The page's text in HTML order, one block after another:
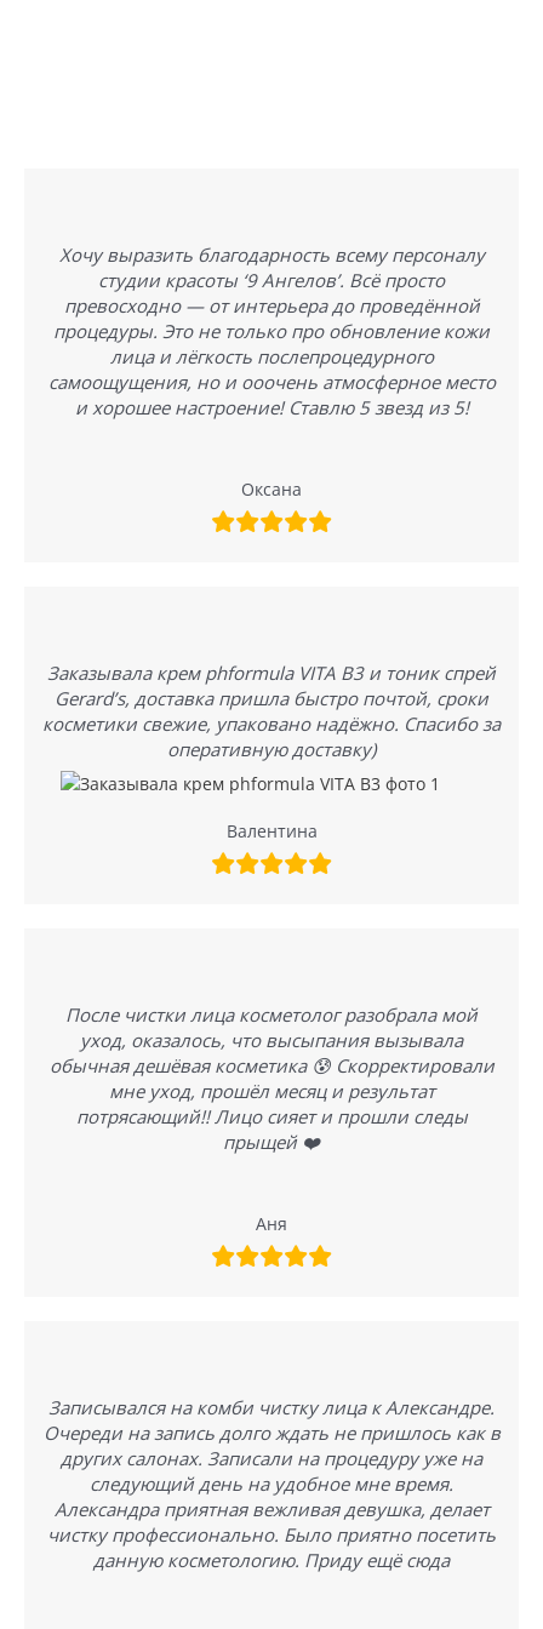
Хочу выразить благодарность всему персоналу
студии красоты ‘9 Ангелов’. Всё просто
превосходно — от интерьера до проведённой
процедуры. Это не только про обновление кожи
лица и лёгкость послепроцедурного
самоощущения, но и ооочень атмосферное место
и хорошее настроение! Ставлю 5 звезд из 5!
Оксана
Заказывала крем phformula VITA B3 и тоник спрей
Gerard’s, доставка пришла быстро почтой, сроки
косметики свежие, упаковано надёжно. Спасибо за
оперативную доставку)
Валентина
После чистки лица косметолог разобрала мой
уход, оказалось, что высыпания вызывала
обычная дешёвая косметика 😰 Скорректировали
мне уход, прошёл месяц и результат
потрясающий!! Лицо сияет и прошли следы
прыщей ❤️
Аня
Записывался на комби чистку лица к Александре.
Очереди на запись долго ждать не пришлось как в
других салонах. Записали на процедуру уже на
следующий день на удобное мне время.
Александра приятная вежливая девушка, делает
чистку профессионально. Было приятно посетить
данную косметологию. Приду ещё сюда